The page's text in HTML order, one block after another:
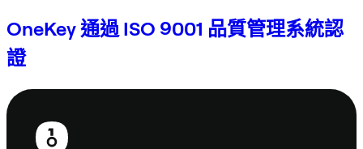
OneKey 通過 ISO 9001 品質管理系統認
證
頁